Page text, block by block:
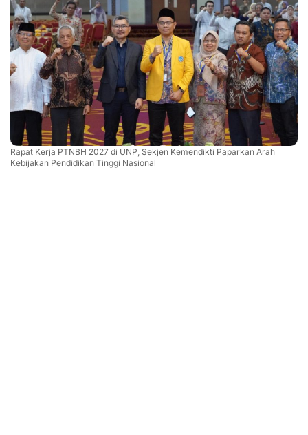
Rapat Kerja PTNBH 2027 di UNP, Sekjen Kemendikti Paparkan Arah
Kebijakan Pendidikan Tinggi Nasional